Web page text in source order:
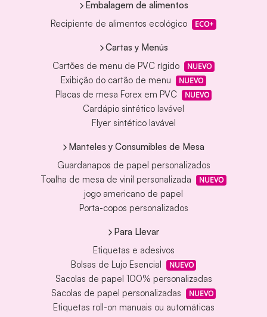
Embalagem de alimentos
Recipiente de alimentos ecológico
ECO+
Cartas y Menús
Cartões de menu de PVC rígido
NUEVO
Exibição do cartão de menu NUEVO
Placas de mesa Forex em PVC NUEVO
Cardápio sintético lavável
Flyer sintético lavável
Manteles y Consumibles de Mesa
Guardanapos de papel personalizados
Toalha de mesa de vinil personalizada
NUEVO
jogo americano de papel
Porta-copos personalizados
Para Llevar
Etiquetas e adesivos
Bolsas de Lujo Esencial
NUEVO
Sacolas de papel 100% personalizadas
Sacolas de papel personalizadas
NUEVO
Etiquetas roll-on manuais ou automáticas